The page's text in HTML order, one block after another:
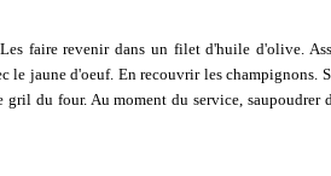
faire revenir dans un filet d'huile d'olive.
le jaune d'oeuf. En recouvrir les champignons.
gril du four. Au moment du service, saupoudrer